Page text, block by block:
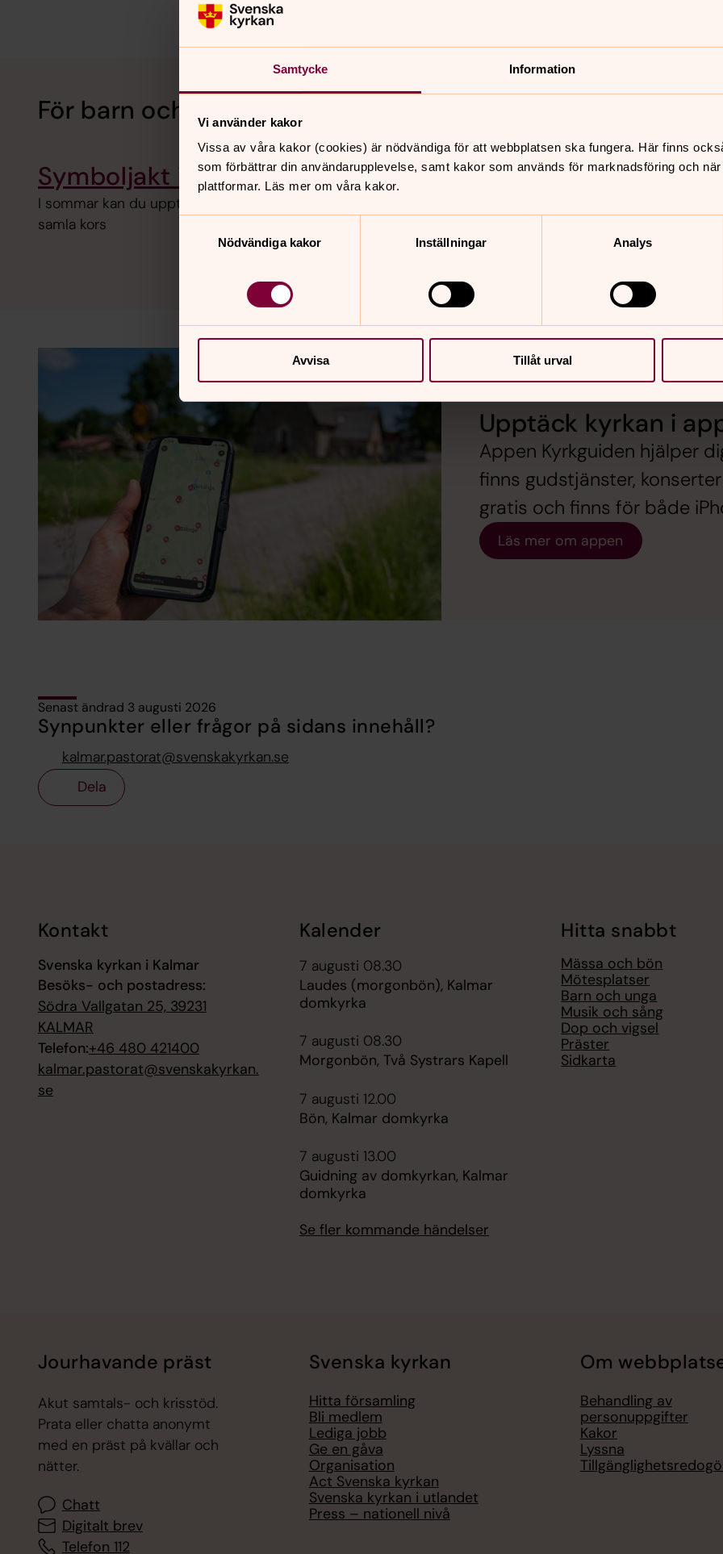
Samtycke Information
Vi använder kakor
Vissa av våra kakor (cookies) är nödvändiga för att webbplatsen ska fungera. Här finns
som förbättrar din användarupplevelse, samt kakor som används för marknadsföring och
plattformar. Läs mer om våra kakor.
Nödvändiga kakor
Inställningar Analys
Avvisa Tillåt urval
För barn och familjer
Symboljakt i domkyrkan
I sommar kan du upptäcka domkyrkan genom att gå på symboljakt och
samla kors
Barn- och
Kom och träffa Gustav
sjunger och spejar vi
Upptäck kyrkan i
Appen Kyrkguiden hjälper
finns gudstjänster,
gratis och finns för både
Läs mer om appen
Senast ändrad 3 augusti 2026
Synpunkter eller frågor på sidans innehåll?
kalmar.pastorat@svenskakyrkan.se
Dela
Kontakt
Svenska kyrkan i Kalmar
Besöks- och postadress:
Södra Vallgatan 25, 39231
KALMAR
Telefon:+46 480 421400
kalmar.pastorat@svenskakyrkan.
se
Kalender
7 augusti 08.30
Laudes (morgonbön), Kalmar
domkyrka
7 augusti 08.30
Morgonbön, Två Systrars Kapell
7 augusti 12.00
Bön, Kalmar domkyrka
7 augusti 13.00
Guidning av domkyrkan, Kalmar
domkyrka
Se fler kommande händelser
Hitta snabbt
Mässa och bön
Mötesplatser
Barn och unga
Musik och sång
Dop och vigsel
Präster
Sidkarta
Jourhavande präst
Akut samtals- och krisstöd.
Prata eller chatta anonymt
med en präst på kvällar och
nätter.
Chatt
Digitalt brev
Telefon 112
Svenska kyrkan
Hitta församling
Bli medlem
Lediga jobb
Ge en gåva
Organisation
Act Svenska kyrkan
Svenska kyrkan i utlandet
Press – nationell nivå
Om
Behandling av
personuppgifter
Kakor
Lyssna